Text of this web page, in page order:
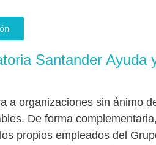
Santander Ayuda
a organizaciones sin ánimo
De forma
propios empleados del